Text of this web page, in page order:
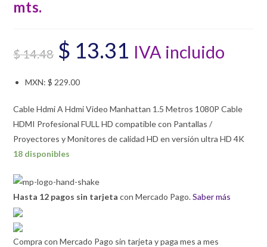
mts.
$14.48 El
original
$ 14.48.
$ 13.31 El
$ 13.31.
IVA incluido
MXN:$ 229.00
Cable Hdmi A Hdmi Video Manhattan 1.5 Metros 1080P Cable
HDMI Profesional FULL HD compatible con Pantallas /
Proyectores y Monitores de calidad HD en versión ultra HD 4K
18 disponibles
Hasta 12 pagos sin tarjeta con Mercado Pago. Saber más
Compra con Mercado Pago sin tarjeta y paga mes a mes